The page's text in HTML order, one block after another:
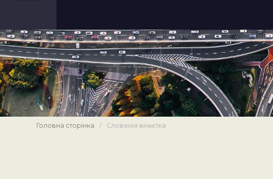
Головна сторінка / Словенія віньєтка